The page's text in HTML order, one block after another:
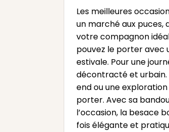
Les meilleures
un marché aux puces,
votre compagnon
pouvez le porter avec
estivale. Pour une
décontracté et urbain.
end ou une
porter. Avec sa
l’occasion, la besace
fois élégante et